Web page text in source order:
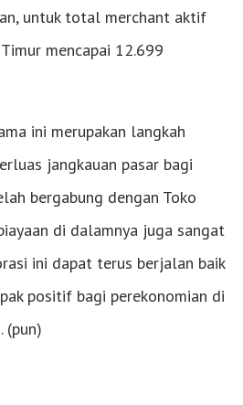
untuk total merchant aktif
mencapai 12.699
ini merupakan langkah
jangkauan pasar bagi
bergabung dengan Toko
di dalamnya juga sangat
ini dapat terus berjalan baik
positif bagi perekonomian di
(pun)